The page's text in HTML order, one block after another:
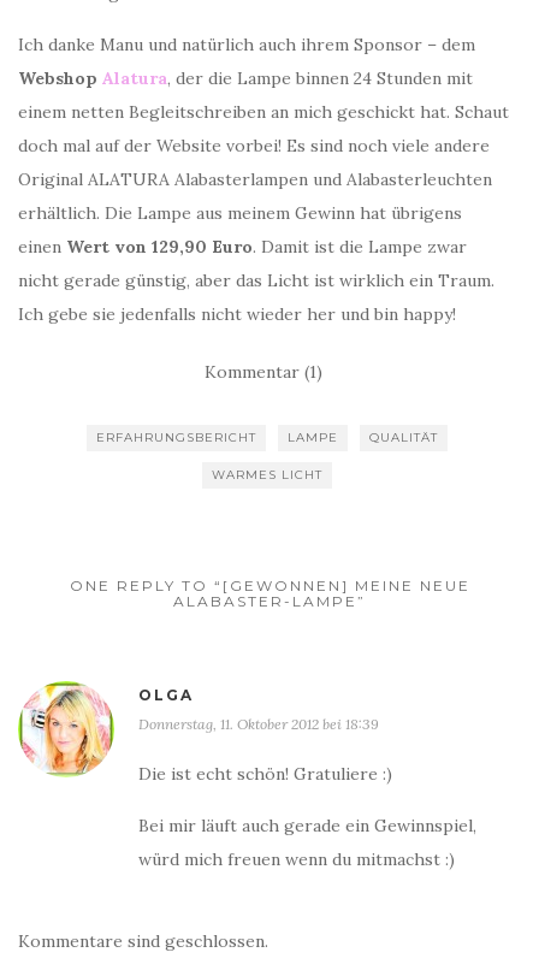
Ich danke Manu und natürlich auch ihrem Sponsor – dem
Webshop Alatura, der die Lampe binnen 24 Stunden mit
einem netten Begleitschreiben an mich geschickt hat. Schaut
doch mal auf der Website vorbei! Es sind noch viele andere
Original ALATURA Alabasterlampen und Alabasterleuchten
erhältlich. Die Lampe aus meinem Gewinn hat übrigens
einen Wert von 129,90 Euro. Damit ist die Lampe zwar
nicht gerade günstig, aber das Licht ist wirklich ein Traum.
Ich gebe sie jedenfalls nicht wieder her und bin happy!
Kommentar (1)
ERFAHRUNGSBERICHT LAMPE QUALITÄT
WARMES LICHT
ONE REPLY TO “[GEWONNEN] MEINE NEUE
ALABASTER-LAMPE”
OLGA
Donnerstag, 11. Oktober 2012 bei 18:39
Die ist echt schön! Gratuliere :)
Bei mir läuft auch gerade ein Gewinnspiel,
würd mich freuen wenn du mitmachst :)
Kommentare sind geschlossen.